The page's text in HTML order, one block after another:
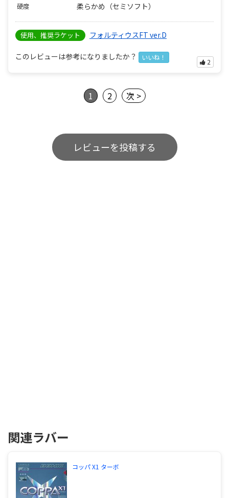
硬度 柔らかめ（セミソフト）
使用、推奨ラケット フォルティウスFT ver.D
このレビューは参考になりましたか？ いいね！
2
1 2 次 >
レビューを投稿する
関連ラバー
コッパ X1 ターボ